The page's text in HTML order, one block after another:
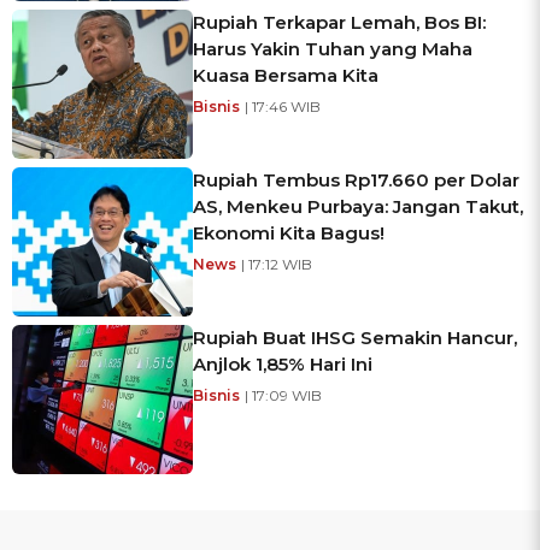
Rupiah Terkapar Lemah, Bos BI:
Harus Yakin Tuhan yang Maha
Kuasa Bersama Kita
Bisnis | 17:46 WIB
Rupiah Tembus Rp17.660 per Dolar
AS, Menkeu Purbaya: Jangan Takut,
Ekonomi Kita Bagus!
News | 17:12 WIB
Rupiah Buat IHSG Semakin Hancur,
Anjlok 1,85% Hari Ini
Bisnis | 17:09 WIB